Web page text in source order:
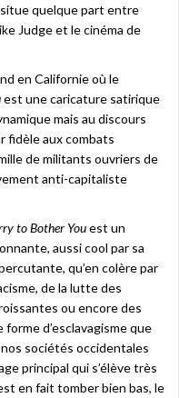
quelque part entre
Judge et le cinéma de
en Californie où le
est une caricature satirique
mais au discours
fidèle aux combats
de militants ouvriers de
anti-capitaliste
to Bother Youest un
aussi cool par sa
qu’en colère par
de la lutte des
ou encore des
d’esclavagisme que
sociétés occidentales
principal qui s’élève très
en fait tomber bien bas, le